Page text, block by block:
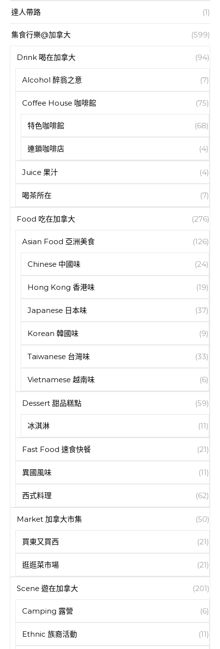
達人帶路 (1)
集食行樂@加拿大 (599)
Drink 喝在加拿大 (94)
Alcohol 醉翁之意 (7)
Coffee House 咖啡館 (75)
特色咖啡館 (68)
連鎖咖啡店 (4)
Juice 果汁 (4)
喝茶所在 (7)
Food 吃在加拿大 (276)
Asian Food 亞洲美食 (126)
Chinese 中國味 (24)
Hong Kong 香港味 (19)
Japanese 日本味 (37)
Korean 韓國味 (9)
Taiwanese 台灣味 (33)
Vietnamese 越南味 (6)
Dessert 甜品糕點 (59)
冰淇淋 (11)
Fast Food 速食快餐 (21)
異國風味 (11)
西式料理 (62)
Market 加拿大市集 (50)
買東又買西 (21)
逛逛菜市場 (21)
Scene 遊在加拿大 (201)
Camping 露營 (6)
Ethnic 族裔活動 (11)